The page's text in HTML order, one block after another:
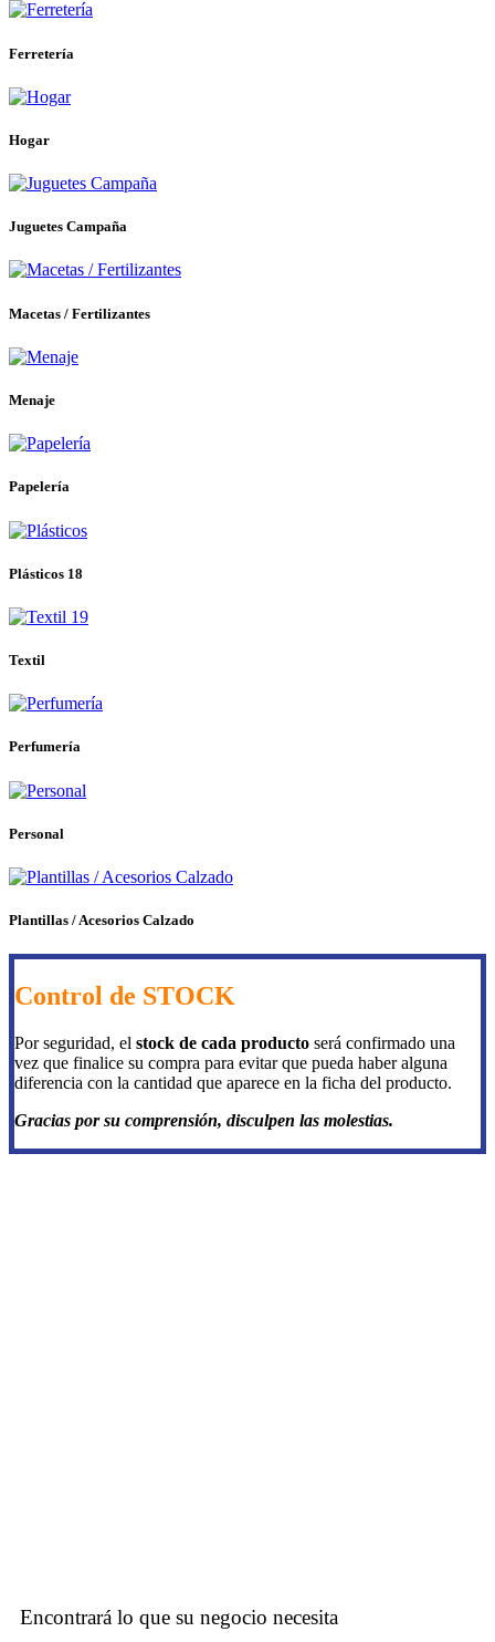
Ferretería
Hogar
Juguetes Campaña
Macetas / Fertilizantes
Menaje
Papelería
Plásticos 18
Textil
Perfumería
Personal
Plantillas / Acesorios Calzado
Control de STOCK
Por seguridad, el stock de cada producto será confirmado una
vez que finalice su compra para evitar que pueda haber alguna
diferencia con la cantidad que aparece en la ficha del producto.
Gracias por su comprensión, disculpen las molestias.
Encontrará lo que su negocio necesita